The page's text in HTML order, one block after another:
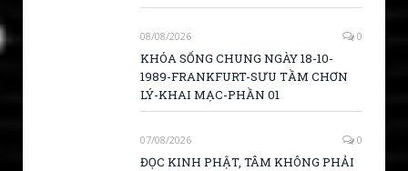
08/08/2026 0
KHÓA SỐNG CHUNG NGÀY 18-10-
1989-FRANKFURT-SƯU TẦM CHƠN
LÝ-KHAI MẠC-PHẦN 01
07/08/2026 0
ĐỌC KINH PHẬT, TÂM KHÔNG PHẢI